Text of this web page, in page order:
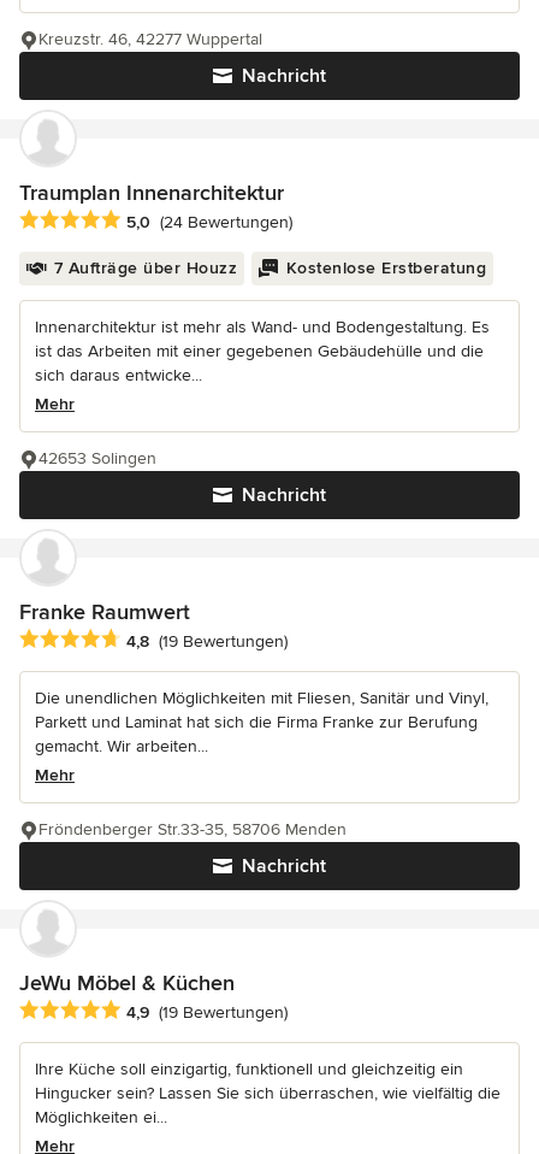
Nachricht
Kreuzstr. 46, 42277 Wuppertal
Traumplan Innenarchitektur
Durchschnittliche Bewertung: 5 von 5 Sternen
5,0 (24 Bewertungen)
7 Aufträge über Houzz Kostenlose Erstberatung
Innenarchitektur ist mehr als Wand- und Bodengestaltung. Es
ist das Arbeiten mit einer gegebenen Gebäudehülle und die
sich daraus entwicke...
Mehr
Nachricht
42653 Solingen
Franke Raumwert
Durchschnittliche Bewertung: 4.8 von 5 Sternen
4,8 (19 Bewertungen)
Die unendlichen Möglichkeiten mit Fliesen, Sanitär und Vinyl,
Parkett und Laminat hat sich die Firma Franke zur Berufung
gemacht. Wir arbeiten...
Mehr
Nachricht
Fröndenberger Str.33-35, 58706 Menden
JeWu Möbel & Küchen
Durchschnittliche Bewertung: 4.9 von 5 Sternen
4,9 (19 Bewertungen)
Ihre Küche soll einzigartig, funktionell und gleichzeitig ein
Hingucker sein? Lassen Sie sich überraschen, wie vielfältig die
Möglichkeiten ei...
Mehr